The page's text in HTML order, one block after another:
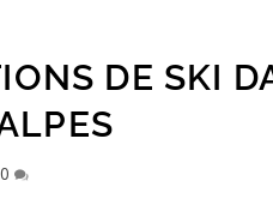
DE SKI
0